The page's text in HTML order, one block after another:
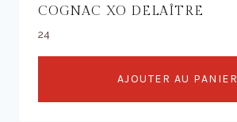
COGNAC XO DELAÎTRE
24
AJOUTER AU PANIER